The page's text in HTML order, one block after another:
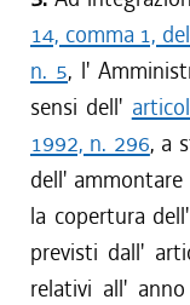
14, comma 1,
n. 5, l'
sensi dell'
1992, n. 296, a
dell'
la copertura
previsti dall'
relativi all'